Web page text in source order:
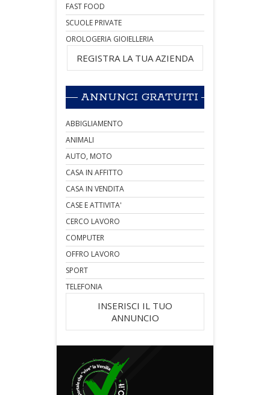
FAST FOOD
SCUOLE PRIVATE
OROLOGERIA GIOIELLERIA
REGISTRA LA TUA AZIENDA
ANNUNCI GRATUITI
ABBIGLIAMENTO
ANIMALI
AUTO, MOTO
CASA IN AFFITTO
CASA IN VENDITA
CASE E ATTIVITA'
CERCO LAVORO
COMPUTER
OFFRO LAVORO
SPORT
TELEFONIA
INSERISCI IL TUO
ANNUNCIO